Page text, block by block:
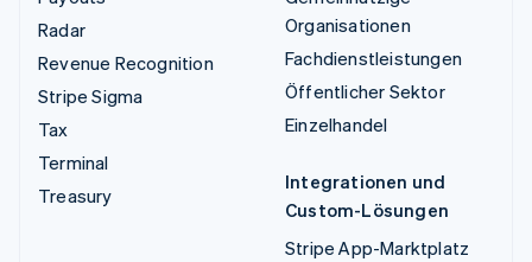
Radar
Revenue Recognition
Stripe Sigma
Tax
Terminal
Treasury
Organisationen
Fachdienstleistungen
Öffentlicher Sektor
Einzelhandel
Integrationen und
Custom-Lösungen
Stripe App-Marktplatz